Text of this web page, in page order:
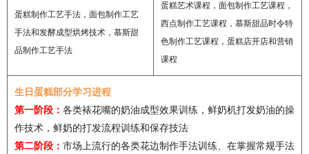
蛋糕制作工艺手法，面包制作工艺
手法和发酵成型烘烤技术，慕斯甜
品制作工艺手法
蛋糕艺术课程，面包制作工艺课程，
西点制作工艺课程，慕斯甜品时令特
色制作工艺课程，蛋糕店开店和营销
课程
生日蛋糕部分学习进程
第一阶段： 各类裱花嘴的奶油成型效果训练，鲜奶机打发奶油的操
作技术，鲜奶的打发流程训练和保存技法
第二阶段 ： 市场上流行的各类花边制作手法训练、在掌握常规手法